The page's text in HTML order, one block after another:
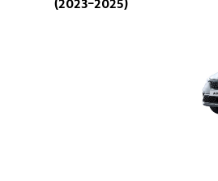
(2023-2025)